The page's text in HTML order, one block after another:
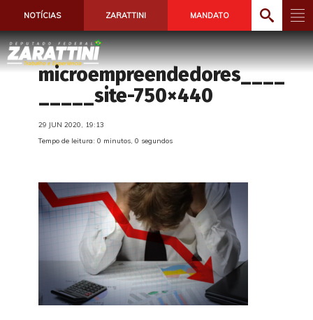
NOTÍCIAS ZARATTINI MANDATO
microempreendedores____
_____site-750×440
29 JUN 2020, 19:13
Tempo de leitura: 0 minutos, 0 segundos